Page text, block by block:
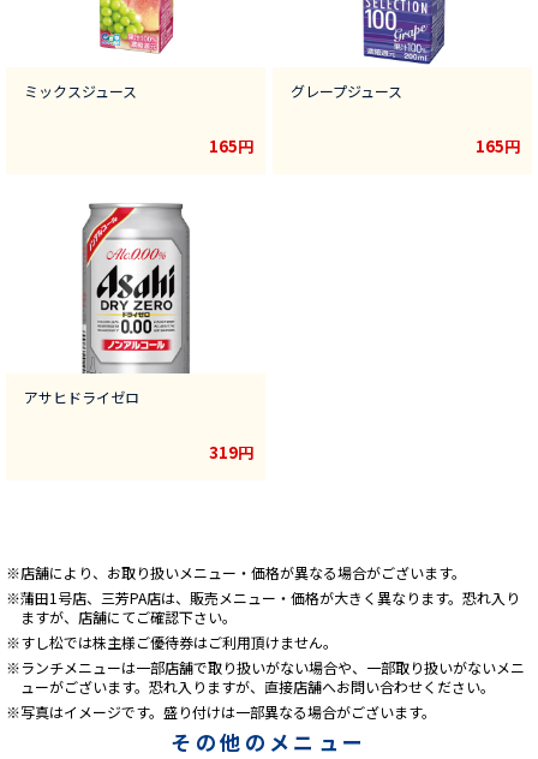
ミックスジュース
165円
グレープジュース
165円
アサヒドライゼロ
319円
※店舗により、お取り扱いメニュー・価格が異なる場合がございます。
※蒲田1号店、三芳PA店は、販売メニュー・価格が大きく異なります。恐れ入り
ますが、店舗にてご確認下さい。
※すし松では株主様ご優待券はご利用頂けません。
※ランチメニューは一部店舗で取り扱いがない場合や、一部取り扱いがないメニ
ューがございます。恐れ入りますが、直接店舗へお問い合わせください。
※写真はイメージです。盛り付けは一部異なる場合がございます。
その他のメニュー